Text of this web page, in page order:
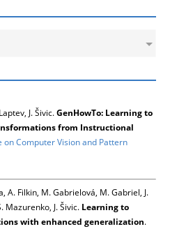
J. Šivic.GenHowTo: Learning to
from Instructional
on Computer Vision and Pattern
A. Filkin, M. Gabrielová, M. Gabriel, J.
Mazurenko, J. Šivic. Learning to
with enhanced generalization.